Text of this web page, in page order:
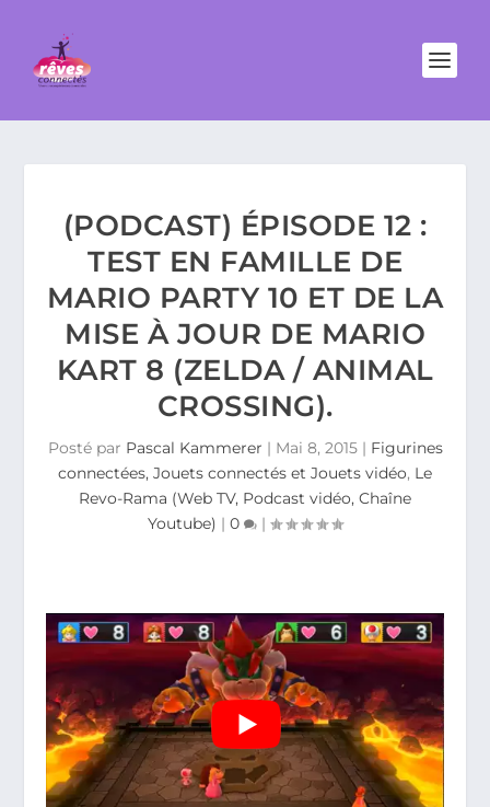
(PODCAST) ÉPISODE 12 :
TEST EN FAMILLE DE
MARIO PARTY 10 ET DE LA
MISE À JOUR DE MARIO
KART 8 (ZELDA / ANIMAL
CROSSING).
Posté par Pascal Kammerer | Mai 8, 2015| Figurines
connectées, Jouets connectés et Jouets vidéo, Le
Revo-Rama (Web TV, Podcast vidéo, Chaîne
Youtube) | 0 |